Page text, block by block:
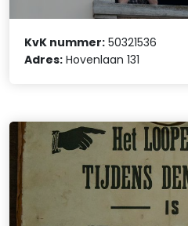
KvK nummer: 50321536
Adres: Hovenlaan 131